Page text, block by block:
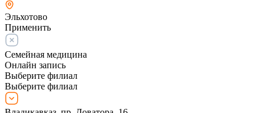
Эльхотово
Применить
Семейная медицина
Онлайн запись
Выберите филиал
Выберите филиал